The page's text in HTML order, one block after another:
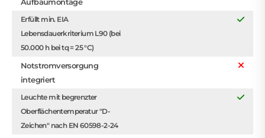
Erfüllt min. EIA
Lebensdauerkriterium L90 (bei
50.000 h bei tq = 25 °C)
Notstromversorgung
integriert
Leuchte mit begrenzter
Oberflächentemperatur "D-
Zeichen" nach EN 60598-2-24